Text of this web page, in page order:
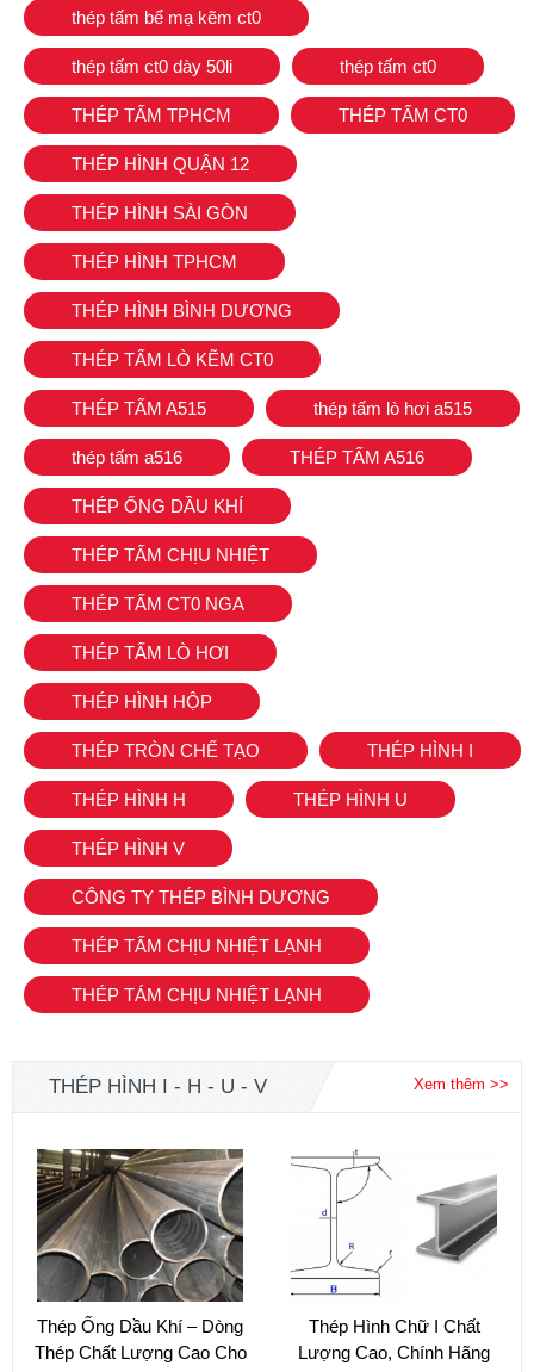
thép tấm bể mạ kẽm ct0
thép tấm ct0 dày 50li thép tấm ct0
THÉP TẤM TPHCM THÉP TẤM CT0
THÉP HÌNH QUẬN 12
THÉP HÌNH SÀI GÒN
THÉP HÌNH TPHCM
THÉP HÌNH BÌNH DƯƠNG
THÉP TẤM LÒ KẼM CT0
THÉP TẤM A515 thép tấm lò hơi a515
thép tấm a516 THÉP TẤM A516
THÉP ỐNG DẦU KHÍ
THÉP TẤM CHỊU NHIỆT
THÉP TẤM CT0 NGA
THÉP TẤM LÒ HƠI
THÉP HÌNH HỘP
THÉP TRÒN CHẾ TẠO THÉP HÌNH I
THÉP HÌNH H THÉP HÌNH U
THÉP HÌNH V
CÔNG TY THÉP BÌNH DƯƠNG
THÉP TẤM CHỊU NHIỆT LẠNH
THÉP TÁM CHỊU NHIỆT LẠNH
THÉP HÌNH I - H - U - V Xem thêm >>
Thép Ống Dầu Khí – Dòng
Thép Chất Lượng Cao Cho
Thép Hình Chữ I Chất
Lượng Cao, Chính Hãng